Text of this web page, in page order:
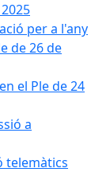
per a l'any
de 26 de
el Ple de 24
a
telemàtics